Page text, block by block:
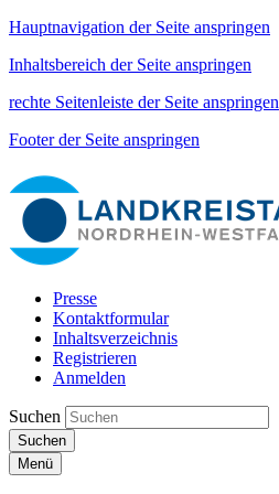
Hauptnavigation der Seite anspringen
Inhaltsbereich der Seite anspringen
rechte Seitenleiste der Seite anspringen
Footer der Seite anspringen
Presse
Kontaktformular
Inhaltsverzeichnis
Registrieren
Anmelden
Suchen
Suchen
Menü